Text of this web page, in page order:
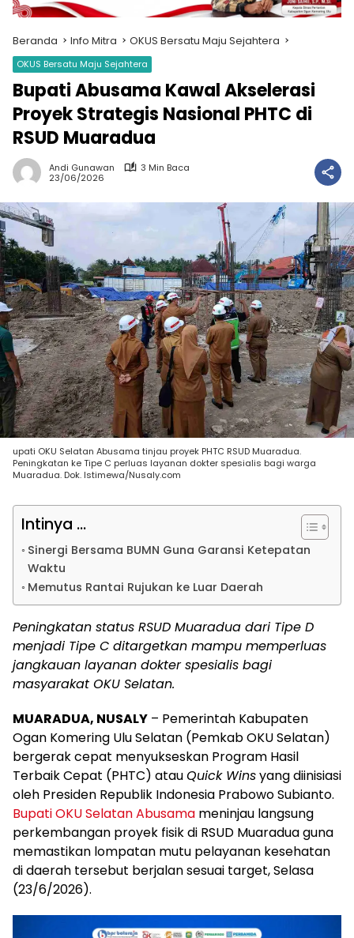
Beranda Info Mitra OKUS Bersatu Maju Sejahtera
OKUS Bersatu Maju Sejahtera
Bupati Abusama Kawal Akselerasi
Proyek Strategis Nasional PHTC di
RSUD Muaradua
Andi Gunawan
3 Min Baca
23/06/2026
upati OKU Selatan Abusama tinjau proyek PHTC RSUD Muaradua.
Peningkatan ke Tipe C perluas layanan dokter spesialis bagi warga
Muaradua. Dok. Istimewa/Nusaly.com
Intinya ...
Sinergi Bersama BUMN Guna Garansi Ketepatan
Waktu
Memutus Rantai Rujukan ke Luar Daerah
Peningkatan status RSUD Muaradua dari Tipe D
menjadi Tipe C ditargetkan mampu memperluas
jangkauan layanan dokter spesialis bagi
masyarakat OKU Selatan.
MUARADUA, NUSALY – Pemerintah Kabupaten
Ogan Komering Ulu Selatan (Pemkab OKU Selatan)
bergerak cepat menyukseskan Program Hasil
Terbaik Cepat (PHTC) atauQuick Winsyang diinisiasi
oleh Presiden Republik Indonesia Prabowo Subianto.
Bupati OKU Selatan Abusama meninjau langsung
perkembangan proyek fisik di RSUD Muaradua guna
memastikan lompatan mutu pelayanan kesehatan
di daerah tersebut berjalan sesuai target, Selasa
(23/6/2026).